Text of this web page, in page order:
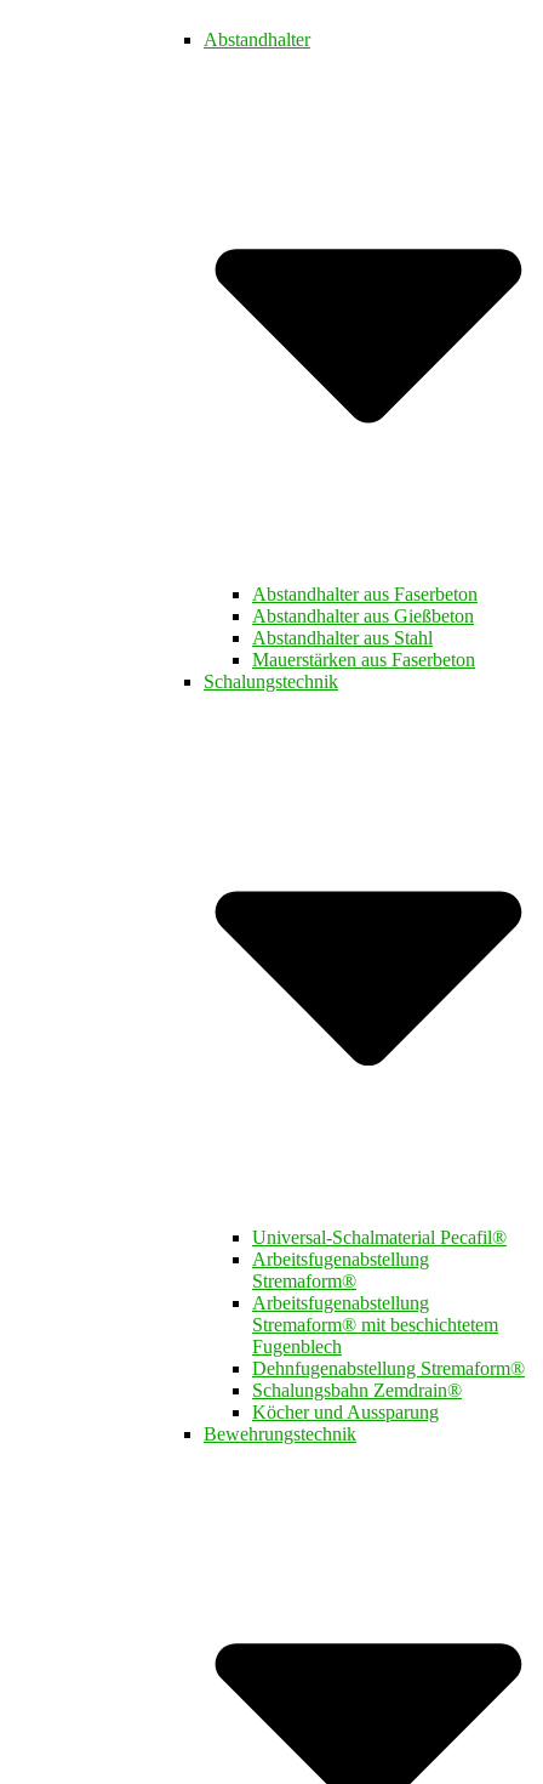
Abstandhalter
Abstandhalter aus Faserbeton
Abstandhalter aus Gießbeton
Abstandhalter aus Stahl
Mauerstärken aus Faserbeton
Schalungstechnik
Universal-Schalmaterial Pecafil®
Arbeitsfugenabstellung
Stremaform®
Arbeitsfugenabstellung
Stremaform® mit beschichtetem
Fugenblech
Dehnfugenabstellung Stremaform®
Schalungsbahn Zemdrain®
Köcher und Aussparung
Bewehrungstechnik